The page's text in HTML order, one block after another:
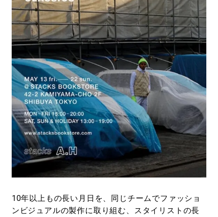
#LIFESTYLE #SNEAKER #OUTDOOR
#SPORTS #HANDSOME HANDBOOK
10年以上もの長い月日を、同じチームでファッショ
ンビジュアルの製作に取り組む、スタイリストの長